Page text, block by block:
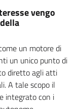
vengo
un motore di
un unico punto di
diretto agli atti
A tale scopo il
integrato con i